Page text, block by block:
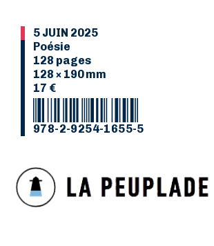
5 JUIN 2025
Poésie
128 pages
128 × 190 mm
17 €
978-2-9254-1655-5